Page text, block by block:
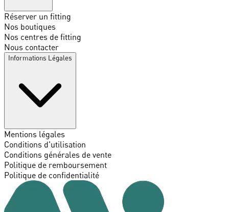
Réserver un fitting
Nos boutiques
Nos centres de fitting
Nous contacter
Informations Légales
Mentions légales
Conditions d'utilisation
Conditions générales de vente
Politique de remboursement
Politique de confidentialité